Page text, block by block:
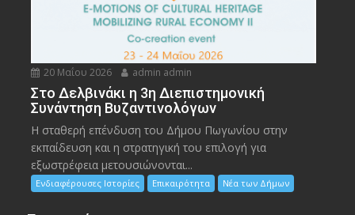
20 Μαΐου 2026 admin admin
Στο Δελβινάκι η 3η Διεπιστημονική
Συνάντηση Βυζαντινολόγων
Η σταθερή επένδυση του Δήμου Πωγωνίου στην
εκπαίδευση και η στρατηγική του επιλογή για
εξωστρέφεια μετουσιώνονται...
Ενδιαφέρουσες Ιστορίες Επικαιρότητα Νέα των Δήμων